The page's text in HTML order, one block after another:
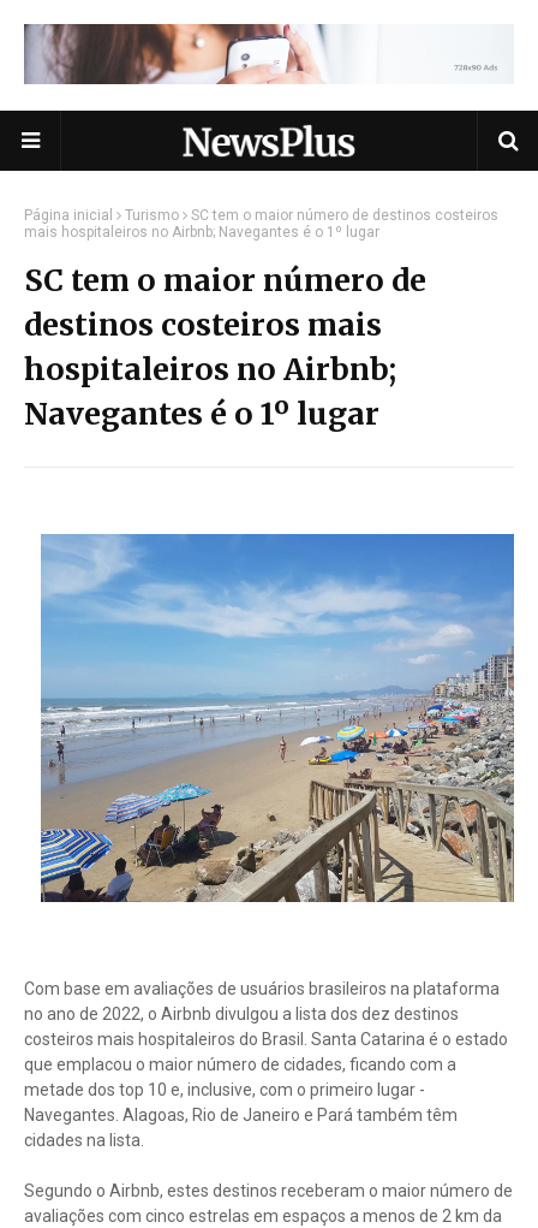
Página inicial Turismo
SC tem o maior número de destinos costeiros
mais hospitaleiros no Airbnb; Navegantes é o 1º lugar
SC tem o maior número de
destinos costeiros mais
hospitaleiros no Airbnb;
Navegantes é o 1º lugar
Com base em avaliações de usuários brasileiros na plataforma
no ano de 2022, o Airbnb divulgou a lista dos dez destinos
costeiros mais hospitaleiros do Brasil. Santa Catarina é o estado
que emplacou o maior número de cidades, ficando com a
metade dos top 10 e, inclusive, com o primeiro lugar -
Navegantes. Alagoas, Rio de Janeiro e Pará também têm
cidades na lista.
Segundo o Airbnb, estes destinos receberam o maior número de
avaliações com cinco estrelas em espaços a menos de 2 km da